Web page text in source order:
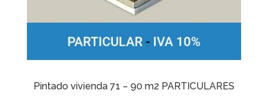
Pintado vivienda 71 – 90 m2 PARTICULARES